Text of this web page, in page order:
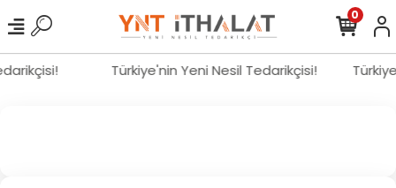
Türkiye'nin Yeni Nesil Tedarikçisi!
0